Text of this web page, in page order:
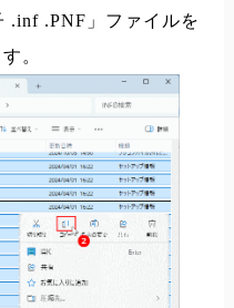
.inf .PNF」ファイルを
。